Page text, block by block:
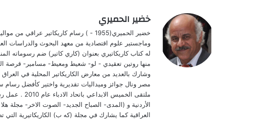
خضير الحميري
وشارك بالعديد من معارض الكاريكاتير المحلية في العراق
مصر ونال جوائز وميداليات تقديرية واختير كأفضل رسام
ملتقى
الأردنية و (المدى- الصباح الجديد- الصوت الاخر- مجلة
العراقية كما يشارك في مجلة (كه ب) الكاريكاتيرية التي